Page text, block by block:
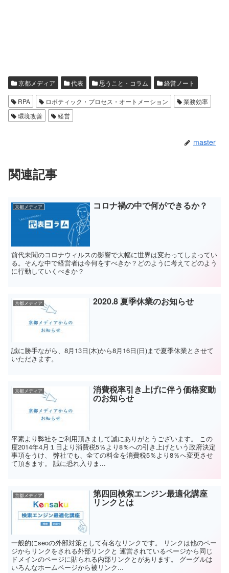
京都メディア 代表 思うこと・コラム 経営ノート
RPA ロボティック・プロセス・オートメーション
業務効率
環境改善
経営
master
関連記事
京都メディア コロナ禍の中で何ができるか？
前代未聞のコロナウィルスの影響で大幅に世界は変わってしまってい
る。そんな中で経営者は今何をすべきか？どのように考えてどのよう
に行動していくべきか？
京都メディア 2020.8 夏季休業のお知らせ
誠に勝手ながら、8月13日(木)から8月16日(日)まで夏季休業とさせて
いただきます。
京都メディア 消費税率引き上げに伴う価格変動
のお知らせ
平素より弊社をご利用頂きまして誠にありがとうございます。 この
度2014年4月１日より消費税5％より8％への引き上げという政府決定
事項をうけ、 弊社でも、全ての料金を消費税5％より8％へ変更させ
て頂きます。 誠に恐れ入りま...
京都メディア 第四回検索エンジン最適化講座
リンクとは
一般的にseoの外部対策として有名なリンクです。 リンクは他のペー
ジからリンクをされる外部リンクと 運営されているページから同じ
ドメインのページに貼られる内部リンクとがあります。 グーグルは
いろんなホームページから被リンク...